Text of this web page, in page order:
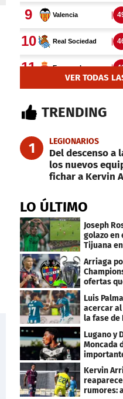
VER TODAS
TRENDING
1 LEGIONARIOS
Del descenso a
los nuevos
fichar a Kervin
LO ÚLTIMO
Joseph
golazo en
Tijuana
Cup
Arriaga
ofertas
Levante
Luis
acercar al
la fase de
Lugano y
Moncada
Kervin
rumores: